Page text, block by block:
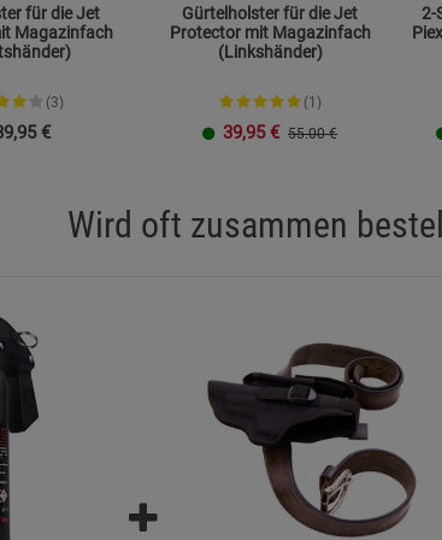
zuführen.
für die Jet
Magazinfach
(3)
€
Gürtelholster für die Jet
Protector mit Magazinfach
(Linkshänder)
(1)
39,95 € 55.00 €
2-
Wird oft zusammen
Statistik Cookies (2)
Beschreibung Statistik Cookies
Cookie-Informationenanzeigen
Beschreibung Marketing Cookies